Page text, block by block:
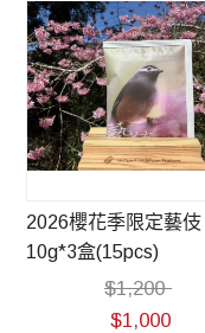
2026櫻花季限定藝伎
10g*3盒(15pcs)
$1,200
$1,000